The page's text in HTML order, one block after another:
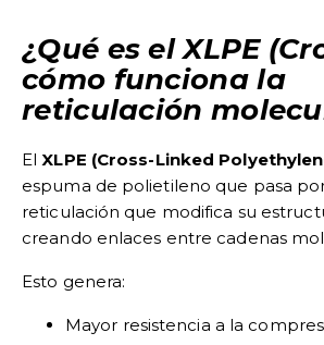
¿Qué es el XLPE
cómo funciona la
reticulación
ElXLPE (Cross-Linked
espuma de polietileno que pasa
reticulación que modifica su
creando enlaces entre cadenas
Esto genera:
Mayor resistencia a la